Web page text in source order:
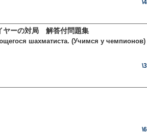
ヤーの対局 解答付問題集
шахматиста. (Учимся у чемпионов)